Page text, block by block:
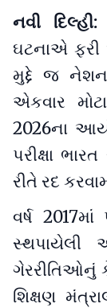
નવી દિલ્હી:
ઘટનાએ
મુદ્દે જ
એકવાર
2026ના
પરીક્ષા
રીતે રદ
વર્ષ
ગેરરીતિઓનું
શિક્ષણ